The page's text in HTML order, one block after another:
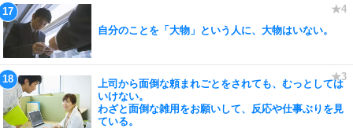
自分のことを「大物」という人に、大物はいない。
上司から面倒な頼まれごとをされても、むっとしては
いけない。
わざと面倒な雑用をお願いして、反応や仕事ぶりを見
ている。